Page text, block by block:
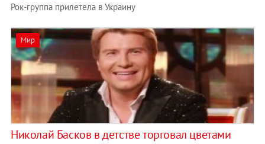
Рок-группа прилетела в Украину
Мир
Николай Басков в детстве торговал цветами